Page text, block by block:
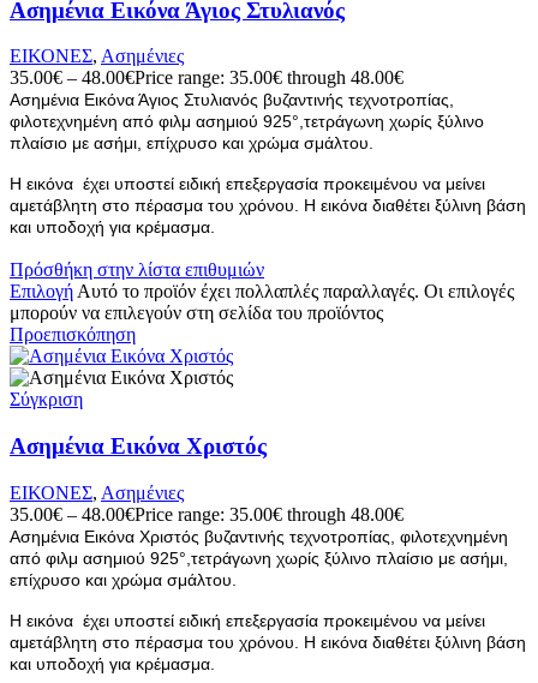
Ασημένια Εικόνα Άγιος Στυλιανός
ΕΙΚΟΝΕΣ, Ασημένιες
35.00€ – 48.00€Price range: 35.00€ through 48.00€
Ασημένια Εικόνα Άγιος Στυλιανός βυζαντινής τεχνοτροπίας,
φιλοτεχνημένη από φιλμ ασημιού 925°,τετράγωνη χωρίς ξύλινο
πλαίσιο με ασήμι, επίχρυσο και χρώμα σμάλτου.
Η εικόνα έχει υποστεί ειδική επεξεργασία προκειμένου να μείνει
αμετάβλητη στο πέρασμα του χρόνου. Η εικόνα διαθέτει ξύλινη βάση
και υποδοχή για κρέμασμα.
Πρόσθήκη στην λίστα επιθυμιών
Επιλογή Αυτό το προϊόν έχει πολλαπλές παραλλαγές. Οι επιλογές
μπορούν να επιλεγούν στη σελίδα του προϊόντος
Προεπισκόπηση
Σύγκριση
Ασημένια Εικόνα Χριστός
ΕΙΚΟΝΕΣ, Ασημένιες
35.00€ – 48.00€Price range: 35.00€ through 48.00€
Ασημένια Εικόνα Χριστός βυζαντινής τεχνοτροπίας, φιλοτεχνημένη
από φιλμ ασημιού 925°,τετράγωνη χωρίς ξύλινο πλαίσιο με ασήμι,
επίχρυσο και χρώμα σμάλτου.
Η εικόνα έχει υποστεί ειδική επεξεργασία προκειμένου να μείνει
αμετάβλητη στο πέρασμα του χρόνου. Η εικόνα διαθέτει ξύλινη βάση
και υποδοχή για κρέμασμα.